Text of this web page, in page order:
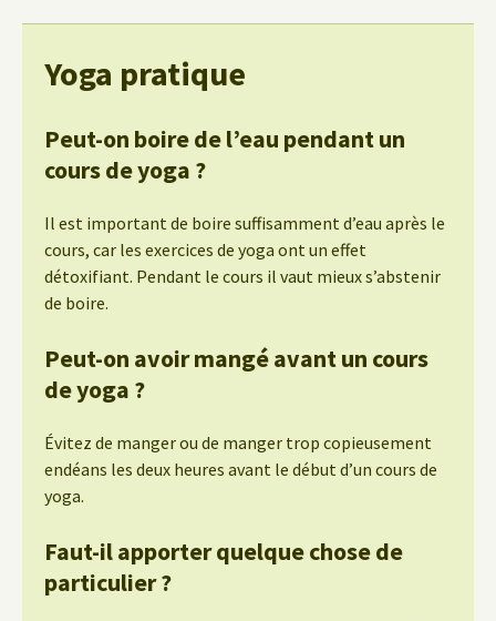
Yoga pratique
Peut-on boire de l’eau pendant un
cours de yoga ?
Il est important de boire suffisamment d’eau après le
cours, car les exercices de yoga ont un effet
détoxifiant. Pendant le cours il vaut mieux s’abstenir
de boire.
Peut-on avoir mangé avant un cours
de yoga ?
Évitez de manger ou de manger trop copieusement
endéans les deux heures avant le début d’un cours de
yoga.
Faut-il apporter quelque chose de
particulier ?